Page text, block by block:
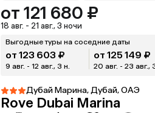
от 121 680 ₽
18 авг. - 21 авг., 3 ночи
Выгодные туры на соседние даты
от 123 603 ₽
9 авг. - 12 авг., 3 н.
от 125 149 ₽
20 авг. - 23 авг.,
Дубай Марина, Дубай, ОАЭ
Rove Dubai Marina